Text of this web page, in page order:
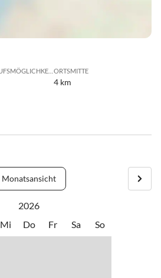
EINKAUFSMÖGLICHKEIT ORTSMITTE
4 km
Monatsansicht
2026
Mi Do Fr Sa So